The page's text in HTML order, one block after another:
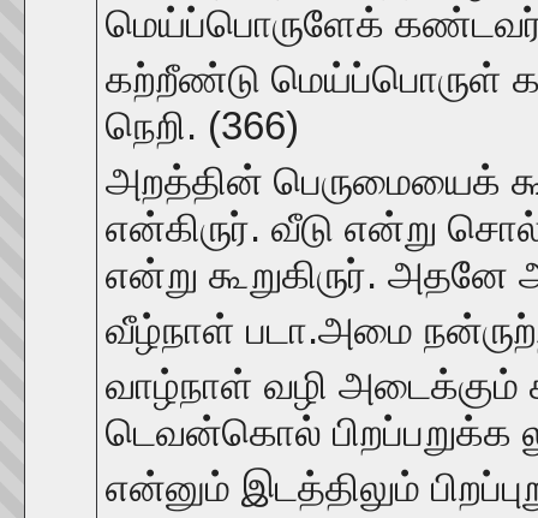
மெய்ப்பொருளேக்
கற்றீண்டு மெய்ப்பொருள்
நெறி. (366)
அறத்தின் பெருமையைக்
என்கிருர். வீடு என்று
என்று கூறுகிருர்.
வீழ்நாள் படா.அமை
வாழ்நாள் வழி அடைக்கும்
டெவன்கொல் பிறப்பறுக்க
என்னும் இடத்திலும்